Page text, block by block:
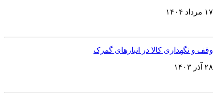
۱۷ مرداد ۱۴۰۴
وقف و نگهداری کالا در انبارهای گمرک
۲۸ آذر ۱۴۰۳